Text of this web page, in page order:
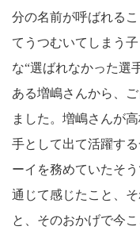
分の名前が呼ばれる
てうつむいてしまう
な“選ばれなかった選
ある増嶋さんから、
ました。増嶋さんが
手として出て活躍す
ーイを務めていたそ
通じて感じたこと、
と、そのおかげで今